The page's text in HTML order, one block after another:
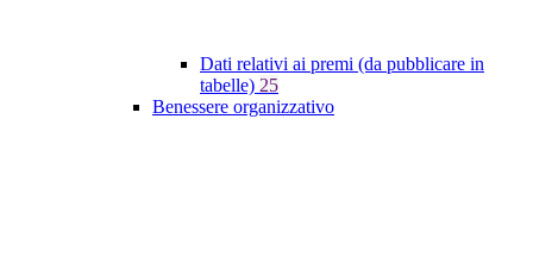
Dati relativi ai premi (da pubblicare in
tabelle) 25
Benessere organizzativo